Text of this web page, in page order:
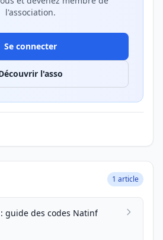
l'association.
Se connecter
l'asso
1 article
guide des codes Natinf